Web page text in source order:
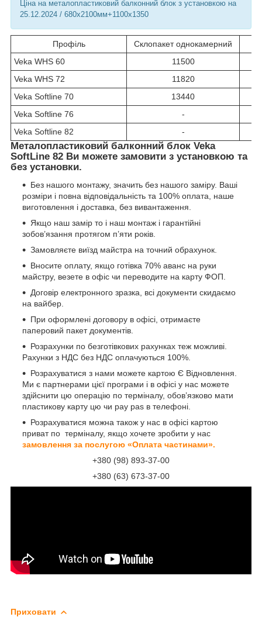
Ціна на металопластиковий балконний блок з установкою на
25.12.2024 / 680х2100мм+1100х1350
Профіль Склопакет однокамерний
Veka WHS 60
11500
Veka WHS 72
11820
Veka Softline 70
13440
Veka Softline 76
-
Veka Softline 82
-
Металопластиковий балконний блок Veka
SoftLine 82 Ви можете замовити з установкою та
без установки.
Без нашого монтажу, значить без нашого заміру. Ваші
розміри і повна відповідальність та 100% оплата, наше
виготовлення і доставка, без вивантаження.
Якщо наш замір то і наш монтаж і гарантійні
зобов’язання протягом п’яти років.
Замовляєте виїзд майстра на точний обрахунок.
Вносите оплату, якщо готівка 70% аванс на руки
майстру, везете в офіс чи переводите на карту ФОП.
Договір електронного зразка, всі документи скидаємо
на вайбер.
При оформлені договору в офісі, отримаєте
паперовий пакет документів.
Розрахунки по безготівкових рахунках теж можливі.
Рахунки з НДС без НДС оплачуються 100%.
Розрахуватися з нами можете картою Є Відновлення.
Ми є партнерами цієї програми і в офісі у нас можете
здійснити цю операцію по терміналу, обов’язково мати
пластикову карту цю чи pay pas в телефоні.
Розрахуватися можна також у нас в офісі картою
приват по терміналу, якщо хочете зробити у нас
замовлення за послугою «Оплата частинами».
+380 (98) 893-37-00
+380 (63) 673-37-00
Приховати